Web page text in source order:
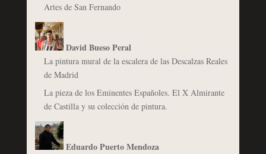
Artes de San Fernando
David Bueso Peral
La pintura mural de la escalera de las Descalzas Reales
de Madrid
La pieza de los Eminentes Españoles. El X Almirante
de Castilla y su colección de pintura.
Eduardo Puerto Mendoza